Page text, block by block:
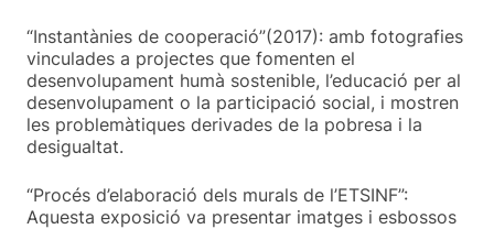
“Instantànies de cooperació”(2017): amb fotografies
vinculades a projectes que fomenten el
desenvolupament humà sostenible, l’educació per al
desenvolupament o la participació social, i mostren
les problemàtiques derivades de la pobresa i la
desigualtat.
“Procés d’elaboració dels murals de l’ETSINF”:
Aquesta exposició va presentar imatges i esbossos